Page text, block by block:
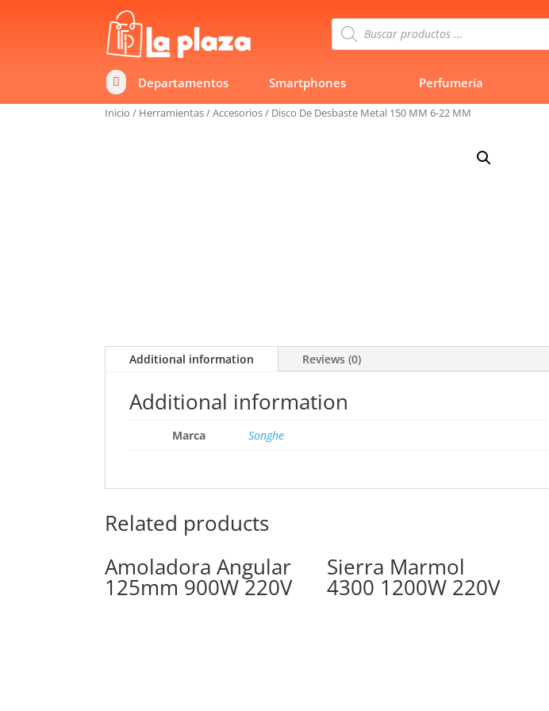
Búsqueda
de
productos
 Departamentos Smartphones Perfumería
Inicio / Herramientas/Accesorios/ Disco De Desbaste Metal 150 MM 6-22 MM
Additional information Reviews (0)
Additional information
Marca Songhe
Related products
Amoladora Angular
125mm 900W 220V
Sierra Marmol
4300 1200W 220V